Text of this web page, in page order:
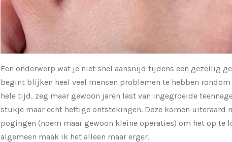
Een onderwerp wat je niet snel aansnijd tijdens een gezellig
begint blijken heel veel mensen problemen te hebben
hele tijd, zeg maar gewoon jaren last van ingegroeide
stukje maar echt heftige ontstekingen. Deze komen uiteraard
pogingen (noem maar gewoon kleine operaties) om het op te
algemeen maak ik het alleen maar erger.